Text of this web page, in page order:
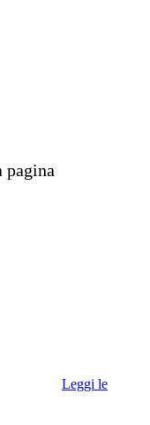
pagina
Leggi le